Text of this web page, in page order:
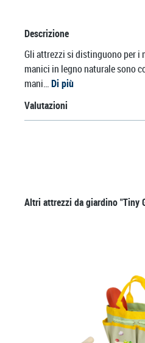
Descrizione
Gli attrezzi si distinguono per i
manici in legno naturale sono
mani…Di più
Valutazioni
Salta la galleria dei prodotti
Altri attrezzi da giardino "Tiny